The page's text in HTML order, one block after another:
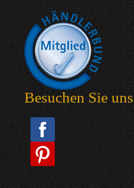
Besuchen Sie uns